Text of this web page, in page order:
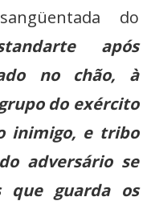
do
após
no chão, à
do exército
inimigo, e tribo
adversário se
que guarda os